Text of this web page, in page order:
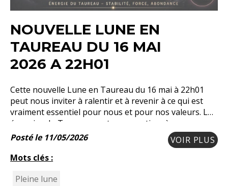
NOUVELLE LUNE EN
TAUREAU DU 16 MAI
2026 A 22H01
Cette nouvelle Lune en Taureau du 16 mai à 22h01
peut nous inviter à ralentir et à revenir à ce qui est
vraiment essentiel pour nous et pour nos valeurs. Les
énergies du Taureau vont nous motiver à nous
ancrer dans nos vies physiques. Elle peut me
Posté le 11/05/2026
VOIR PLUS
Mots clés :
Pleine lune